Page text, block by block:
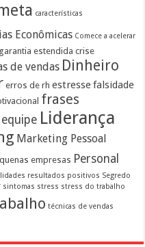
características
Econômicas Comece a acelerar
estendida crise
de vendas Dinheiro
erros de rh estressefalsidade
frases
Liderança
Marketing Pessoal
empresas Personal
resultados positivos Segredo
sintomas stress stress do trabalho
técnicas de vendas